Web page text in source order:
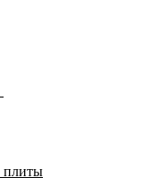
плиты